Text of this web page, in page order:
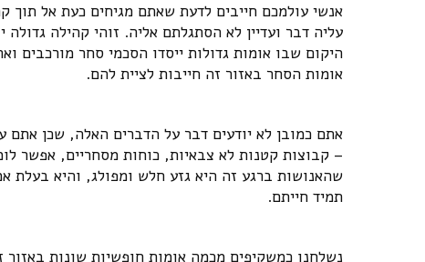
אנשי עולמכם חייבים לדעת שאתם מגיחים כעת אל תוך
עליה דבר ועדיין לא הסתגלתם אליה. זוהי קהילה
היקום שבו אומות גדולות ייסדו הסכמי סחר מורכבים
אומות הסחר באזור זה חייבות לציית להם.
אתם כמובן לא יודעים דבר על הדברים האלה, שכן אתם
– קבוצות קטנות לא צבאיות, כוחות מסחריים, אפשר
שהאנושות ברגע זה היא גזע חלש ומפולג, והיא בעלת
תמיד חייתם.
נשלחנו כמשקיפים מכמה אומות חופשיות שונות